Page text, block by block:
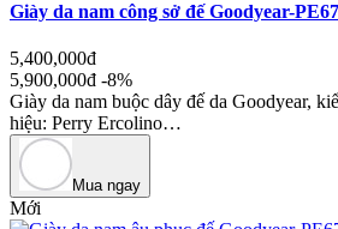
Giày da nam công sở đế Goodyear-
5,400,000đ
5,900,000đ -8%
Giày da nam buộc dây đế da Goodyear,
hiệu: Perry Ercolino…
Mua ngay
Mới